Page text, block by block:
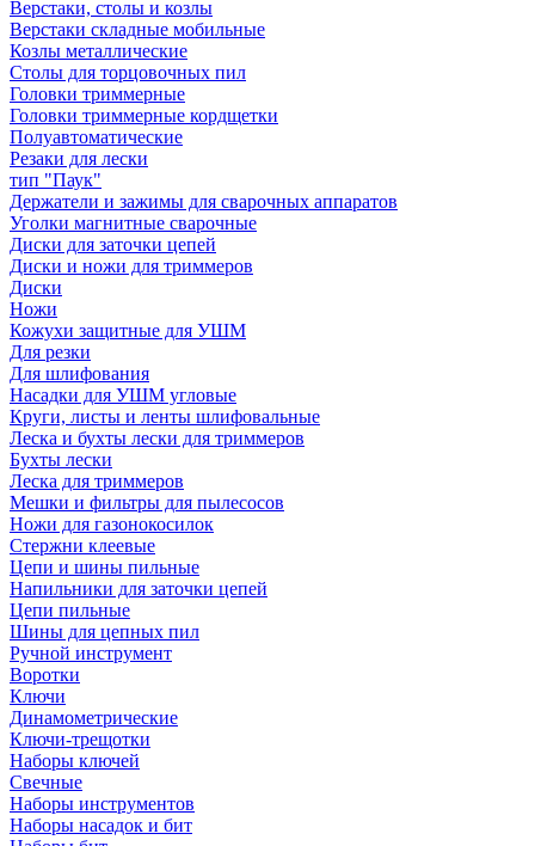
Верстаки, столы и козлы
Верстаки складные мобильные
Козлы металлические
Столы для торцовочных пил
Головки триммерные
Головки триммерные кордщетки
Полуавтоматические
Резаки для лески
тип "Паук"
Держатели и зажимы для сварочных аппаратов
Уголки магнитные сварочные
Диски для заточки цепей
Диски и ножи для триммеров
Диски
Ножи
Кожухи защитные для УШМ
Для резки
Для шлифования
Насадки для УШМ угловые
Круги, листы и ленты шлифовальные
Леска и бухты лески для триммеров
Бухты лески
Леска для триммеров
Мешки и фильтры для пылесосов
Ножи для газонокосилок
Стержни клеевые
Цепи и шины пильные
Напильники для заточки цепей
Цепи пильные
Шины для цепных пил
Ручной инструмент
Воротки
Ключи
Динамометрические
Ключи-трещотки
Наборы ключей
Свечные
Наборы инструментов
Наборы насадок и бит